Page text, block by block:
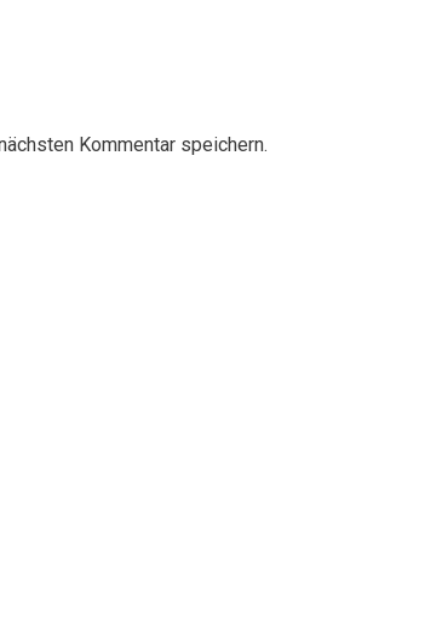
Kommentar speichern.